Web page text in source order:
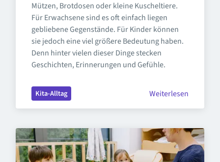
Mützen, Brotdosen oder kleine Kuscheltiere.
Für Erwachsene sind es oft einfach liegen
gebliebene Gegenstände. Für Kinder können
sie jedoch eine viel größere Bedeutung haben.
Denn hinter vielen dieser Dinge stecken
Geschichten, Erinnerungen und Gefühle.
Kita-Alltag Weiterlesen